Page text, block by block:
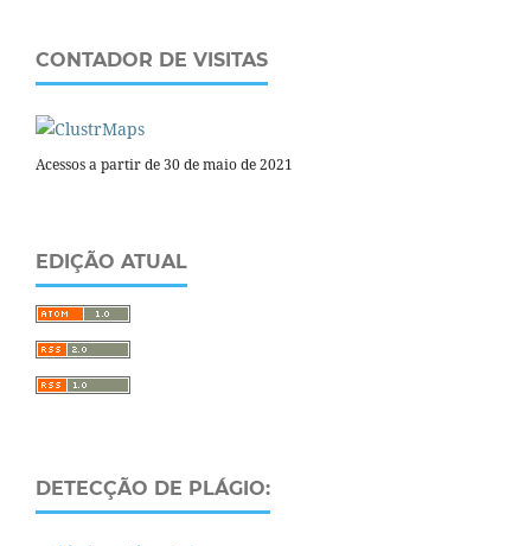
CONTADOR DE VISITAS
Acessos a partir de 30 de maio de 2021
EDIÇÃO ATUAL
DETECÇÃO DE PLÁGIO: